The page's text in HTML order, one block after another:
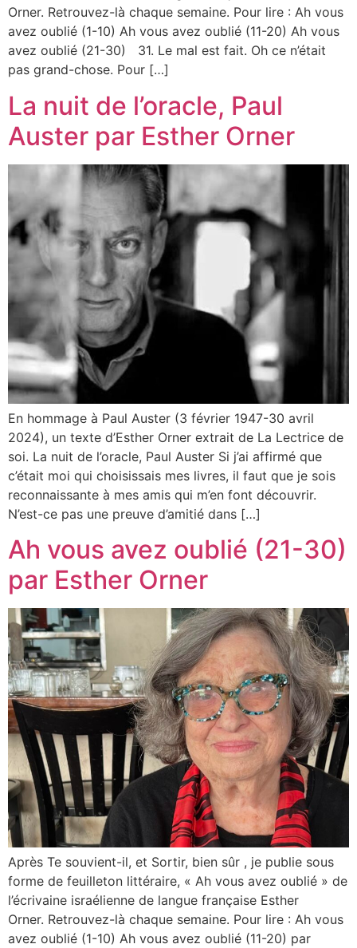
Orner. Retrouvez-là chaque semaine. Pour lire : Ah vous
avez oublié (1-10) Ah vous avez oublié (11-20) Ah vous
avez oublié (21-30) 31. Le mal est fait. Oh ce n’était
pas grand-chose. Pour […]
La nuit de l’oracle, Paul
Auster par Esther Orner
En hommage à Paul Auster (3 février 1947-30 avril
2024), un texte d’Esther Orner extrait de La Lectrice de
soi. La nuit de l’oracle, Paul Auster Si j’ai affirmé que
c’était moi qui choisissais mes livres, il faut que je sois
reconnaissante à mes amis qui m’en font découvrir.
N’est-ce pas une preuve d’amitié dans […]
Ah vous avez oublié (21-30)
par Esther Orner
Après Te souvient-il, et Sortir, bien sûr , je publie sous
forme de feuilleton littéraire, « Ah vous avez oublié » de
l’écrivaine israélienne de langue française Esther
Orner. Retrouvez-là chaque semaine. Pour lire : Ah vous
avez oublié (1-10) Ah vous avez oublié (11-20) par